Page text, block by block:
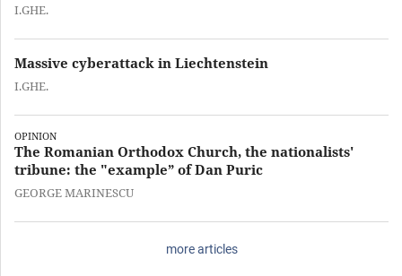
I.GHE.
Massive cyberattack in Liechtenstein
I.GHE.
OPINION
The Romanian Orthodox Church, the nationalists'
tribune: the "example” of Dan Puric
GEORGE MARINESCU
more articles